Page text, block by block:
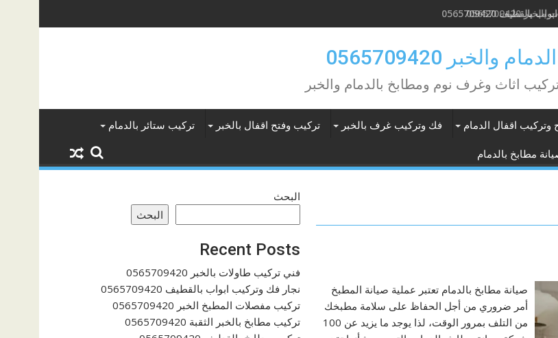
0565709420
والخبر 0565709420
اثاث وغرف نوم ومطابخ بالدمام والخبر
وتركيب اقفال الدمام فك وتركيب غرف بالخبر تركيب وفتح اقفال بالخبر تركيب ستائر بالدمام
مطابخ بالدمام
صيانة مطابخ بالدمام تعتبر عملية صيانة المطبخ
أمر ضروري من أجل الحفاظ على سلامة مطبخك
من التلف بمرور الوقت، لذا يوجد ما يزيد عن 100
البحث
البحث
Recent Posts
فني تركيب طاولات بالخبر 0565709420
نجار فك وتركيب ابواب بالقطيف 0565709420
تركيب مفصلات المطبخ الخبر 0565709420
تركيب مطابخ بالخبر الثقبة 0565709420